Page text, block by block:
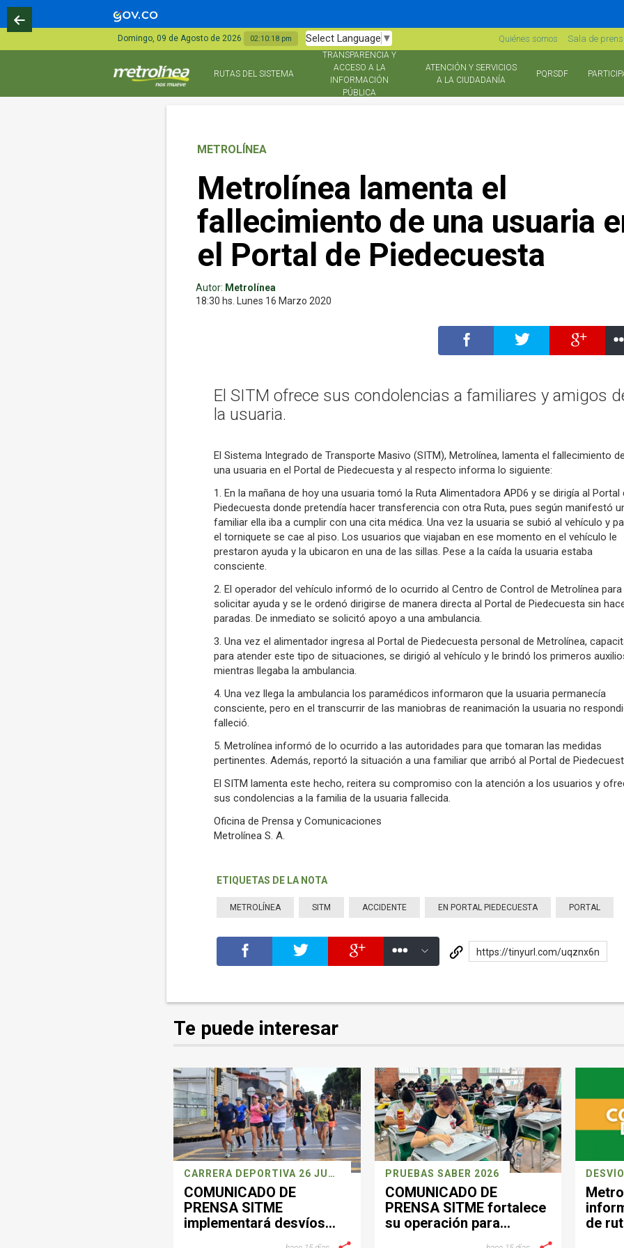
Domingo, 09 de Agosto de 2026 02:10:19 pm Select Language ▼ Quiénes somos Sala de
RUTAS DEL SISTEMA
TRANSPARENCIA Y
ACCESO A LA
INFORMACIÓN
PÚBLICA
ATENCIÓN Y SERVICIOS
A LA CIUDADANÍA
PQRSDF
METROLÍNEA
Metrolínea lamenta el
fallecimiento de una usuaria
el Portal de Piedecuesta
Autor: Metrolínea
18:30 hs.
Lunes 16 Marzo 2020
El SITM ofrece sus condolencias a familiares y amigos
la usuaria.
El Sistema Integrado de Transporte Masivo (SITM), Metrolínea, lamenta el fallecimiento de
una usuaria en el Portal de Piedecuesta y al respecto informa lo siguiente:
1. En la mañana de hoy una usuaria tomó la Ruta Alimentadora APD6 y se dirigía al Portal
Piedecuesta donde pretendía hacer transferencia con otra Ruta, pues según manifestó
familiar ella iba a cumplir con una cita médica. Una vez la usuaria se subió al vehículo y
el torniquete se cae al piso. Los usuarios que viajaban en ese momento en el vehículo le
prestaron ayuda y la ubicaron en una de las sillas. Pese a la caída la usuaria estaba
consciente.
2. El operador del vehículo informó de lo ocurrido al Centro de Control de Metrolínea para
solicitar ayuda y se le ordenó dirigirse de manera directa al Portal de Piedecuesta sin
paradas. De inmediato se solicitó apoyo a una ambulancia.
3. Una vez el alimentador ingresa al Portal de Piedecuesta personal de Metrolínea,
para atender este tipo de situaciones, se dirigió al vehículo y le brindó los primeros
mientras llegaba la ambulancia.
4. Una vez llega la ambulancia los paramédicos informaron que la usuaria permanecía
consciente, pero en el transcurrir de las maniobras de reanimación la usuaria no
falleció.
5. Metrolínea informó de lo ocurrido a las autoridades para que tomaran las medidas
pertinentes. Además, reportó la situación a una familiar que arribó al Portal de
El SITM lamenta este hecho, reitera su compromiso con la atención a los usuarios y
sus condolencias a la familia de la usuaria fallecida.
Oficina de Prensa y Comunicaciones
Metrolínea S. A.
ETIQUETAS DE LA NOTA
METROLÍNEA SITM ACCIDENTE EN PORTAL PIEDECUESTA PORTAL
https://tinyurl.com/uqznx6n
Te puede interesar
CARRERA DEPORTIVA 26 JULIO
COMUNICADO DE
PRENSA SITME
implementará desvíos
PRUEBAS SABER 2026
COMUNICADO DE
PRENSA SITME fortalece
su operación para
de